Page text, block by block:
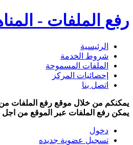
رفع الملفات -
الرئيسية
شروط الخدمة
الملفات المسموحة
إحصائيات المركز
اتصل بنا
يمكنكم من خلال موقع رفع الملفات
يمكن رفع الملفات عبر الموقع من اجل
دخول
تسجيل عضوية جديده